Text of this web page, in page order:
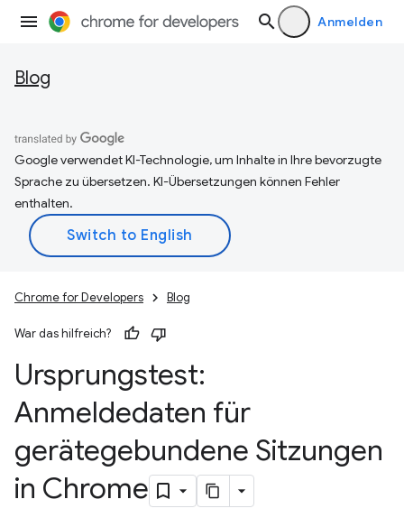
Anmelden
Blog
Google verwendet KI-Technologie, um Inhalte in Ihre bevorzugte
Sprache zu übersetzen. KI-Übersetzungen können Fehler
enthalten.
Chrome for Developers Blog
War das hilfreich?
Ursprungstest:
Anmeldedaten für
gerätegebundene Sitzungen
in Chrome